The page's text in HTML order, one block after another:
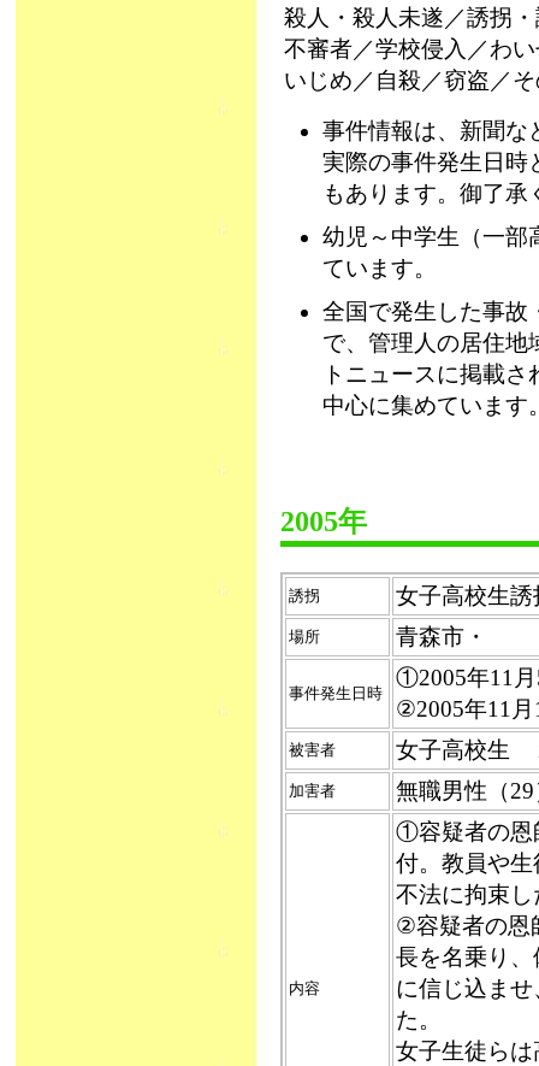
殺人・殺人未遂／誘拐
不審者／学校侵入／わ
いじめ／自殺／窃盗／
事件情報は、新聞な
実際の事件発生日時
もあります。御了承
幼児～中学生（一部
ています。
全国で発生した事故
で、管理人の居住地
トニュースに掲載
中心に集めています
2005年
誘拐 女子高校生誘
場所 青森市・
事件発生日時
①2005年11
②2005年11
被害者 女子高校生
加害者 無職男性（
内容
①容疑者の恩
付。教員や
不法に拘束
②容疑者の恩
長を名乗り
に信じ込ま
た。
女子生徒ら